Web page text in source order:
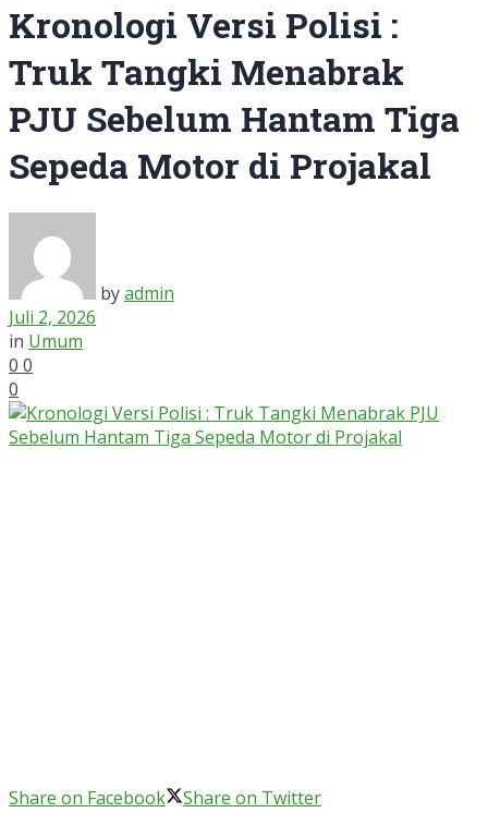
Kronologi Versi Polisi :
Truk Tangki Menabrak
PJU Sebelum Hantam Tiga
Sepeda Motor di Projakal
byadmin
Juli 2, 2026
in Umum
0 0
0
Share on Facebook Share on Twitter